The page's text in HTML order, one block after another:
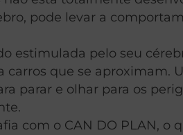
pode levar a
estimulada pelo seu
carros que se aproximam.
parar e olhar para os
com o CAN DO PLAN, o